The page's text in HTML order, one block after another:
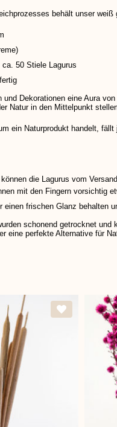
behält unser
50 Stiele Lagurus
und Dekorationen eine Aura
Natur in den Mittelpunkt
ein Naturprodukt handelt,
die Lagurus vom
mit den Fingern vorsichtig
einen frischen Glanz behalten
schonend getrocknet
eine perfekte Alternative für